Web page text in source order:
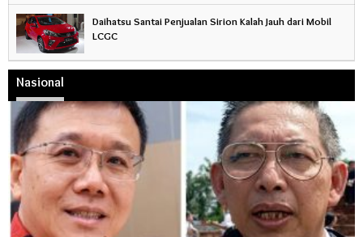
Daihatsu Santai Penjualan Sirion Kalah Jauh dari Mobil
LCGC
Nasional